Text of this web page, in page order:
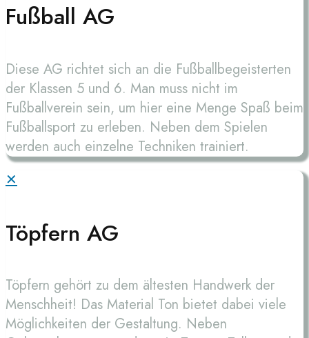
Fußball AG
Diese AG richtet sich an die Fußballbegeisterten
der Klassen 5 und 6. Man muss nicht im
Fußballverein sein, um hier eine Menge Spaß beim
Fußballsport zu erleben. Neben dem Spielen
werden auch einzelne Techniken trainiert.
✕
Töpfern AG
Töpfern gehört zu dem ältesten Handwerk der
Menschheit! Das Material Ton bietet dabei viele
Möglichkeiten der Gestaltung. Neben